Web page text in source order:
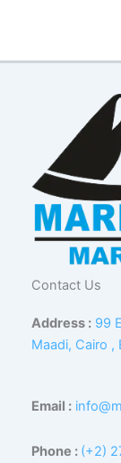
Contact Us
Address : 99
Maadi, Cairo ,
Email :
Phone : (+2)